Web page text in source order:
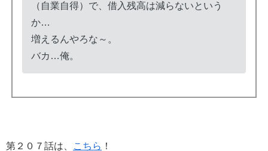
（自業自得）で、借入残高は減らないという
か…
増えるんやろな～。
バカ…俺。
第２０７話は、 こちら ！